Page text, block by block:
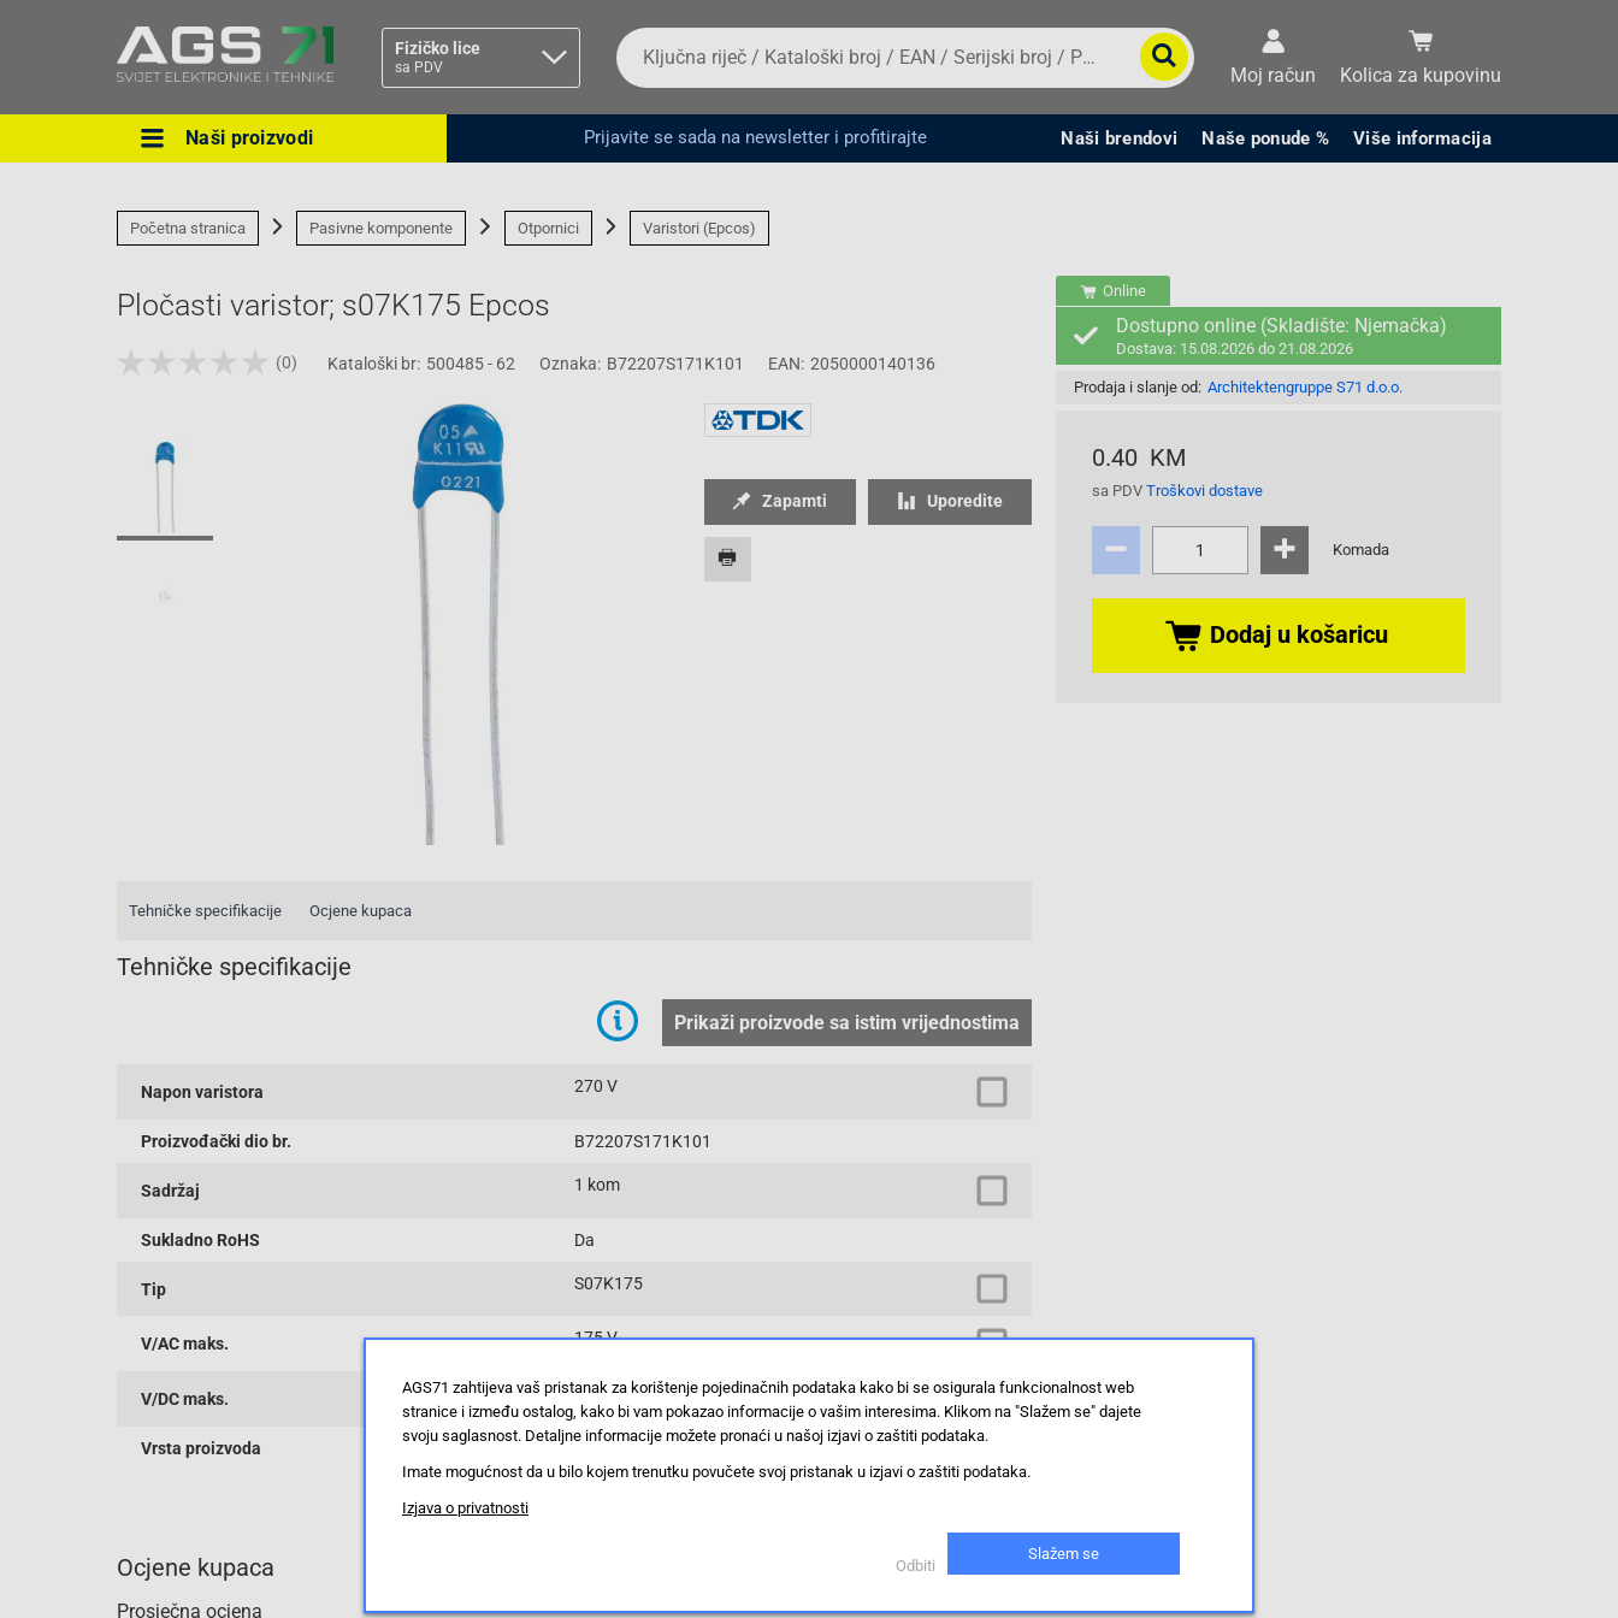
Fizičko lice
sa PDV
Ova postavka prilagođava asortiman proizvoda i
Pravno lice Fizičko lice
Da
biste
potražili
proizvod,
unesite
broj,
EAN
Moj račun Kolica za kupovinu
Naši proizvodi Prijavite se sada na newsletter i profitirajte Naši brendovi Naše ponude % Više informacija
Početna stranica Pasivne komponente Otpornici Varistori (Epcos)
Pločasti varistor; s07K175 Epcos
(0) Kataloški br: 500485 - 62 Oznaka: B72207S171K101 EAN: 2050000140136
Online
Dostupno online (Skladište: Njemačka)
Dostava: 15.08.2026 do 21.08.2026
Prodaja i slanje od: Architektengruppe S71 d.o.o.
0.40 KM
sa PDV Troškovi dostave
Komada
Dodaj u košaricu
Zapamti Uporedite
Tehničke specifikacije Ocjene kupaca
Tehničke specifikacije
Prikaži proizvode sa istim vrijednostima
Napon varistora 270 V
Proizvođački dio br. B72207S171K101
Sadržaj 1 kom
Sukladno RoHS Da
Tip S07K175
V/AC maks. 175 V
V/DC maks. 225 V
Vrsta proizvoda disk varistor
Ocjene kupaca
Prosječna ocjena
AGS71 zahtijeva vaš pristanak za korištenje pojedinačnih podataka kako bi se osigurala funkcionalnost web
stranice i između ostalog, kako bi vam pokazao informacije o vašim interesima. Klikom na "Slažem se" dajete
svoju saglasnost. Detaljne informacije možete pronaći u našoj izjavi o zaštiti podataka.
Imate mogućnost da u bilo kojem trenutku povučete svoj pristanak u izjavi o zaštiti podataka.
Izjava o privatnosti
Odbiti
Slažem se